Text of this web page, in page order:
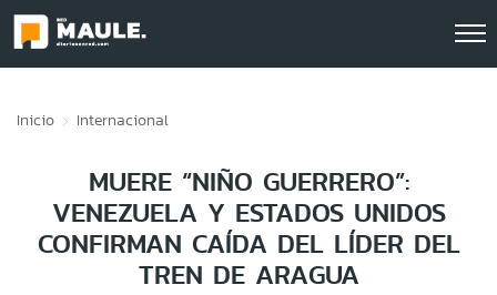
Inicio Internacional
MUERE “NIÑO GUERRERO”:
VENEZUELA Y ESTADOS UNIDOS
CONFIRMAN CAÍDA DEL LÍDER DEL
TREN DE ARAGUA